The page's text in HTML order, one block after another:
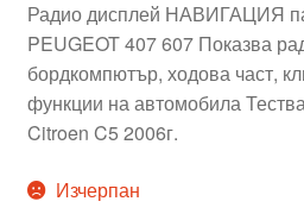
Радио дисплей НАВИГАЦИЯ
PEUGEOT 407 607 Показва
бордкомпютър, ходова част,
функции на автомобила
Citroen C5 2006г.
Изчерпан